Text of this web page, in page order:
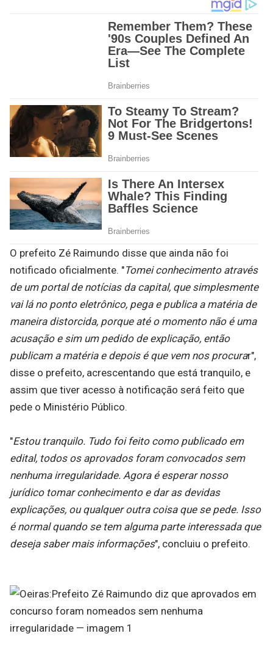
O prefeito Zé Raimundo disse que ainda não foi
notificado oficialmente. "Tomei conhecimento através
de um portal de notícias da capital, que simplesmente
vai lá no ponto eletrônico, pega e publica a matéria de
maneira distorcida, porque até o momento não é uma
acusação e sim um pedido de explicação, então
publicam a matéria e depois é que vem nos procurar",
disse o prefeito, acrescentando que está tranquilo, e
assim que tiver acesso à notificação será feito que
pede o Ministério Público.
"Estou tranquilo. Tudo foi feito como publicado em
edital, todos os aprovados foram convocados sem
nenhuma irregularidade. Agora é esperar nosso
jurídico tomar conhecimento e dar as devidas
explicações, ou qualquer outra coisa que se pede. Isso
é normal quando se tem alguma parte interessada que
deseja saber mais informações", concluiu o prefeito.